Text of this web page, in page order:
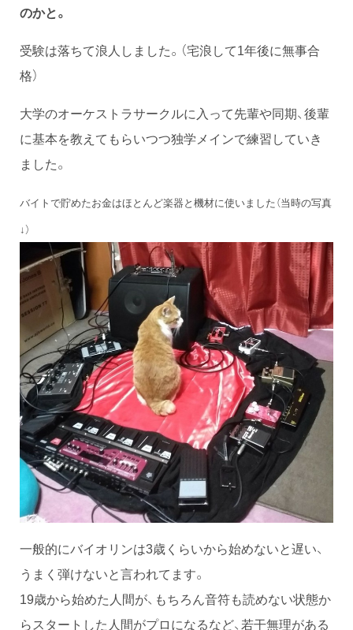
のかと。
受験は落ちて浪人しました。（宅浪して1年後に無事合
格）
大学のオーケストラサークルに入って先輩や同期、後輩
に基本を教えてもらいつつ独学メインで練習していき
ました。
バイトで貯めたお金はほとんど楽器と機材に使いました（当時の写真
↓）
一般的にバイオリンは3歳くらいから始めないと遅い、
うまく弾けないと言われてます。
19歳から始めた人間が、もちろん音符も読めない状態か
らスタートした人間がプロになるなど、若干無理がある